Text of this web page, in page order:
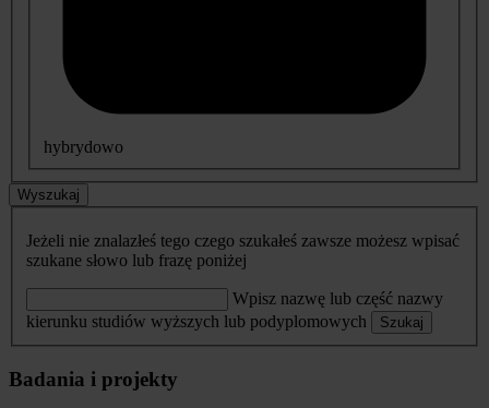
hybrydowo
Wyszukaj
Jeżeli nie znalazłeś tego czego szukałeś zawsze możesz wpisać
szukane słowo lub frazę poniżej
Wpisz nazwę lub część nazwy
kierunku studiów wyższych lub podyplomowych
Szukaj
Badania i projekty